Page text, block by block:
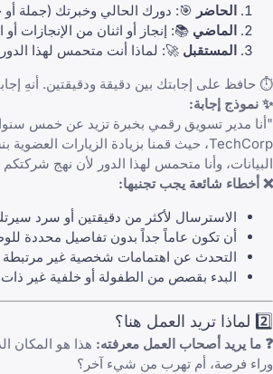
الحاضر 🎯: دورك الحالي وخبرتك (جملة أو
الماضي 📚: إنجاز أو اثنان من الإنجازات
المستقبل 🚀: لماذا أنت متحمس لهذا
⏱️ حافظ على إجابتك بين دقيقة ودقيقتين. أنهِ
✨ نموذج إجابة:
البيانات، وأنا متحمس لهذا الدور لأن نهج
❌ أخطاء شائعة يجب تجنبها:
الاسترسال لأكثر من دقيقتين أو سرد سيرتك
أن تكون عاماً جداً بدون تفاصيل محددة
التحدث عن اهتمامات شخصية غير مرتبطة
البدء بقصص من الطفولة أو خلفية غير
2️⃣ لماذا تريد العمل هنا؟
❓ ما يريد أصحاب العمل معرفته: هذا هو المكان
وراء فرصة، أم تهرب من شيء آخر؟